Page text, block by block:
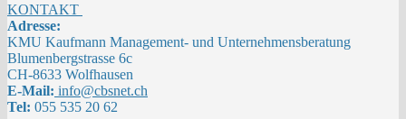
KONTAKT
Adresse:
KMU Kaufmann Management- und Unternehmensberatung
Blumenbergstrasse 6c
CH-8633 Wolfhausen
E-Mail: info@cbsnet.ch
Tel: 055 535 20 62